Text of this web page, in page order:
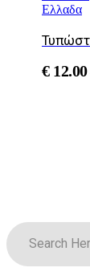
€ 12.00